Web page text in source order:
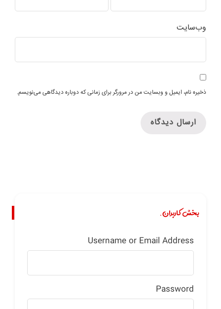
وب‌سایت
ذخیره نام، ایمیل و وبسایت من در مرورگر برای زمانی که دوباره دیدگاهی می‌نویسم.
بخش کاربران.
Username or Email Address
Password